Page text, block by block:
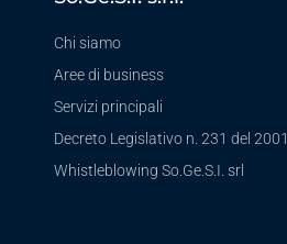
Chi siamo
Aree di business
Servizi principali
Decreto Legislativo n. 231 del 2001
Whistleblowing So.Ge.S.I. srl